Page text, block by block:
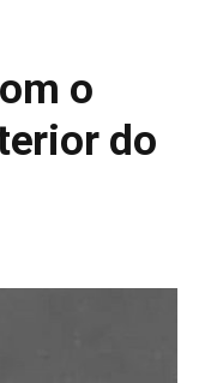
o
do